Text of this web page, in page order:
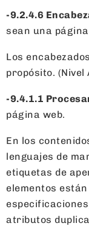
-9.2.4.6
sean una
Los
propósito. (Nivel
-9.4.1.1
página web.
En los
lenguajes de
etiquetas de
elementos
atributos